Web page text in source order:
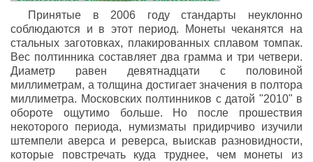
Принятые в 2006 году стандарты неуклонно
соблюдаются и в этот период. Монеты чеканятся на
стальных заготовках, плакированных сплавом томпак.
Вес полтинника составляет два грамма и три четвери.
Диаметр равен девятнадцати с половиной
миллиметрам, а толщина достигает значения в полтора
миллиметра. Московских полтинников с датой "2010" в
обороте ощутимо больше. Но после прошествия
некоторого периода, нумизматы придирчиво изучили
штемпели аверса и реверса, выискав разновидности,
которые повстречать куда труднее, чем монеты из